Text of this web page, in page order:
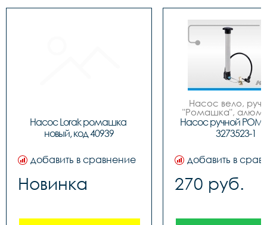
Насос Lorak ромашка
новый, код 40939
добавить в сравнение
Новинка
Насос вело,
"Ромашка",
обратным
штоком, шланг
Насос ручной
3273523-1
добавить в
270 руб.